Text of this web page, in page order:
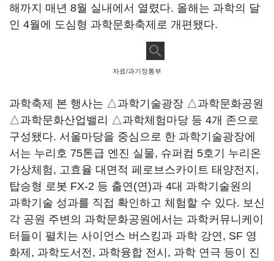
해까지 매년 8월 실내에서 열렸다. 올해는 과학의 달
인 4월에 도심형 과학문화축제로 개편됐다.
자료/과기정통부
과학축제 본 행사는 △과학기술광장 △과학문화공원
△과학문화산업밸리 △과학체험마당 등 4개 존으로
구성됐다. 서울마당을 중심으로 한 과학기술광장에
서는 누리호 75톤급 엔진 실물, 슈퍼컴 5호기 누리온
가상체험, 고효율 대면적 페로브스카이트 태양전지,
탑승형 로봇 FX-2 등 출연(연)과 4대 과학기술원의
과학기술 성과를 직접 확인하고 체험할 수 있다. 보신
각 공원 주변의 과학문화공원에서는 과학커뮤니케이
터들이 펼치는 사이언스 버스킹과 과학 강연, SF 영
화제, 과학도서전, 과학융합 전시, 과학 연극 등이 진